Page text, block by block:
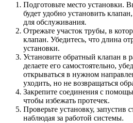
Подготовьте место установки.
будет удобно установить
для обслуживания.
Отрежьте участок трубы, в
клапан. Убедитесь, что длина
установки.
Установите обратный клапан в
делаете его самостоятельно,
открываться в нужном
уходить, но не возвращаться
Закрепите соединения с
чтобы избежать протечек.
Проверьте установку,
наблюдая за работой системы.